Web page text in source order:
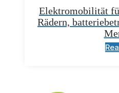
Elektromobilität
Rädern,